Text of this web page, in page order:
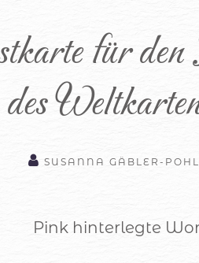
für den
des
SUSANNA GÄBLER-
Pink hinterlegte